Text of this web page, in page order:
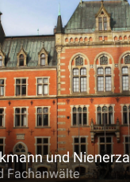
und Nienerza
Fachanwälte